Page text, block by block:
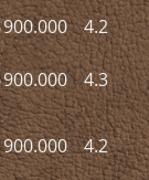
900.000
4.2
900.000
4.3
900.000 4.2